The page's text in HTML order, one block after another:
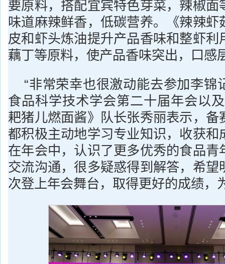
要原料，搭配宜宾特色芽菜，辣椒面
味道麻辣鲜香，低碳营养。《辣辣虾
皮和虾头炼油提升产品香味和整虾利
藕丁等原料，使产品香味突出，口感
“非常荣幸也很激动能去参加李锦
食品科学技术学会第二十届年会以
耙猪儿燃面酱》队长张秀丽表示，备
都积极主动地学习专业知识，收获和
在年会中，认识了更多优秀的食品青
交流沟通，很多疑惑得到解答，希望
次登上年会舞台，取得更好的成绩，